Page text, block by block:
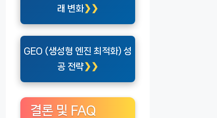
래 변화
GEO (생성형 엔진 최적화) 성
공 전략
결론 및 FAQ